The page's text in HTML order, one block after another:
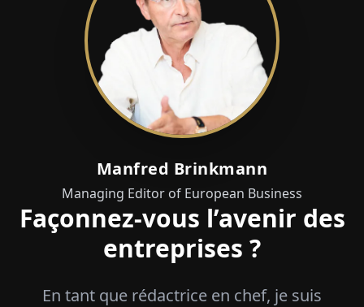
Manfred Brinkmann
Managing Editor of European Business
Façonnez-vous l’avenir des
entreprises ?
En tant que rédactrice en chef, je suis